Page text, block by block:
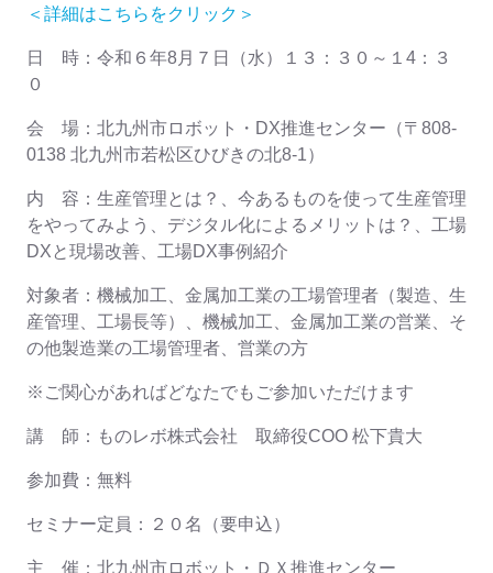
＜詳細はこちらをクリック＞
日 時：令和６年8月７日（水）１３：３０～１4：３
０
会 場：北九州市ロボット・DX推進センター（〒808-
0138 北九州市若松区ひびきの北8-1）
内 容：生産管理とは？、今あるものを使って生産管理
をやってみよう、デジタル化によるメリットは？、工場
DXと現場改善、工場DX事例紹介
対象者：機械加工、金属加工業の工場管理者（製造、生
産管理、工場長等）、機械加工、金属加工業の営業、そ
の他製造業の工場管理者、営業の方
※ご関心があればどなたでもご参加いただけます
講 師：ものレボ株式会社 取締役COO 松下貴大
参加費：無料
セミナー定員：２０名（要申込）
主 催：北九州市ロボット・ＤＸ推進センター